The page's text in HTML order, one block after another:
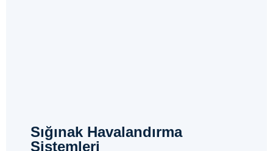
Sığınak Havalandırma
Sistemleri